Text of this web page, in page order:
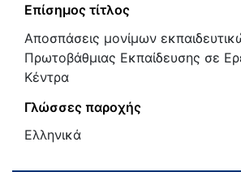
Επίσημος τίτλος
Αποσπάσεις μονίμων
Πρωτοβάθμιας Εκπαίδευσης σε
Κέντρα
Γλώσσες παροχής
Ελληνικά